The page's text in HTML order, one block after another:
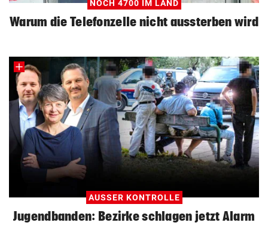
NOCH 4700 IM LAND
Warum die Telefonzelle nicht aussterben wird
AUSSER KONTROLLE
Jugendbanden: Bezirke schlagen jetzt Alarm